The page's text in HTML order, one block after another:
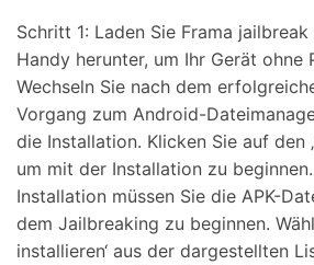
Schritt 1: Laden Sie Frama
Handy herunter, um Ihr Gerät ohne
Wechseln Sie nach dem
Vorgang zum Android-
die Installation. Klicken Sie auf den
um mit der Installation zu
Installation müssen Sie die APK-
dem Jailbreaking zu beginnen.
installieren‘ aus der dargestellten